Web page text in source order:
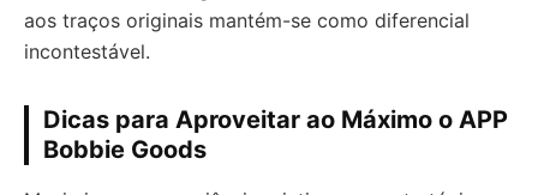
aos traços originais mantém-se como diferencial
incontestável.
Dicas para Aproveitar ao Máximo o APP
Bobbie Goods